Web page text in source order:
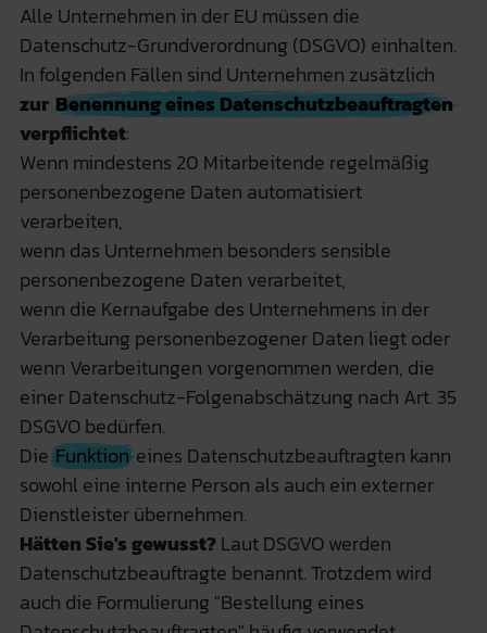
Alle Unternehmen in der EU müssen die
Datenschutz-Grundverordnung (DSGVO) einhalten.
In folgenden Fällen sind Unternehmen zusätzlich
zur Benennung eines Datenschutzbeauftragten
verpflichtet:
Wenn mindestens 20 Mitarbeitende regelmäßig
personenbezogene Daten automatisiert
verarbeiten,
wenn das Unternehmen besonders sensible
personenbezogene Daten verarbeitet,
wenn die Kernaufgabe des Unternehmens in der
Verarbeitung personenbezogener Daten liegt oder
wenn Verarbeitungen vorgenommen werden, die
einer Datenschutz-Folgenabschätzung nach Art. 35
DSGVO bedürfen.
DieFunktioneines Datenschutzbeauftragten kann
sowohl eine interne Person als auch ein externer
Dienstleister übernehmen.
Hätten Sie's gewusst?Laut DSGVO werden
Datenschutzbeauftragte benannt. Trotzdem wird
auch die Formulierung "Bestellung eines